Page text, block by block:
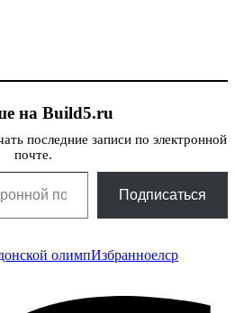
на Build5.ru
последние записи по электронной
почте.
Подписаться
олимпИзбранноелср